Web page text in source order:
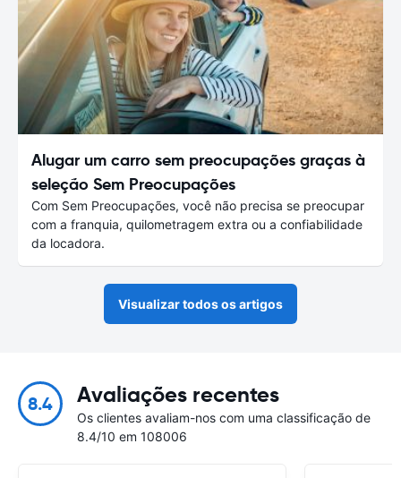
Alugar um carro sem preocupações graças à
seleção Sem Preocupações
Com Sem Preocupações, você não precisa se preocupar
com a franquia, quilometragem extra ou a confiabilidade
da locadora.
Visualizar todos os artigos
8.4 Avaliações recentes
Os clientes avaliam-nos com uma classificação de
8.4/10 em 108006